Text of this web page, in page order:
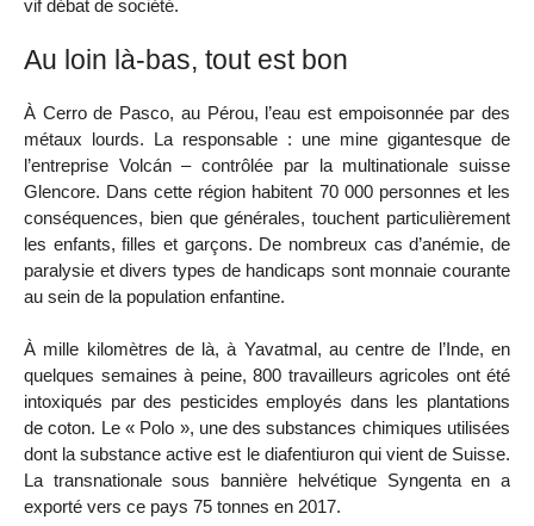
vif débat de société.
Au loin là-bas, tout est bon
À Cerro de Pasco, au Pérou, l’eau est empoisonnée par des
métaux lourds. La responsable : une mine gigantesque de
l’entreprise Volcán – contrôlée par la multinationale suisse
Glencore. Dans cette région habitent 70 000 personnes et les
conséquences, bien que générales, touchent particulièrement
les enfants, filles et garçons. De nombreux cas d’anémie, de
paralysie et divers types de handicaps sont monnaie courante
au sein de la population enfantine.
À mille kilomètres de là, à Yavatmal, au centre de l’Inde, en
quelques semaines à peine, 800 travailleurs agricoles ont été
intoxiqués par des pesticides employés dans les plantations
de coton. Le « Polo », une des substances chimiques utilisées
dont la substance active est le diafentiuron qui vient de Suisse.
La transnationale sous bannière helvétique Syngenta en a
exporté vers ce pays 75 tonnes en 2017.